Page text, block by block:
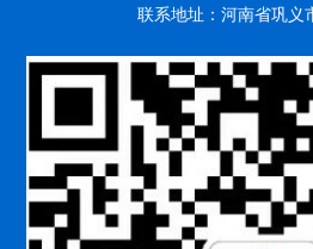
联系地址：河南省巩义